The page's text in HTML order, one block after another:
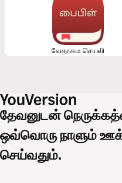
வேதாகம செயலி
தேவனுடன்
ஒவ்வொரு நாளும்
செய்வதும்.